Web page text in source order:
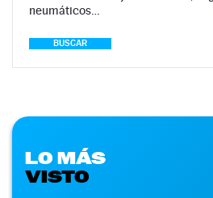
neumáticos…
BUSCAR
LO MÁS
VISTO